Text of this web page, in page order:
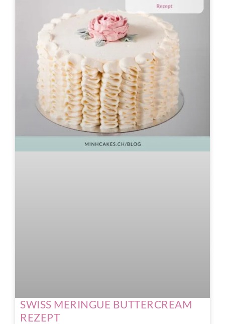
SWISS MERINGUE BUTTERCREAM
REZEPT